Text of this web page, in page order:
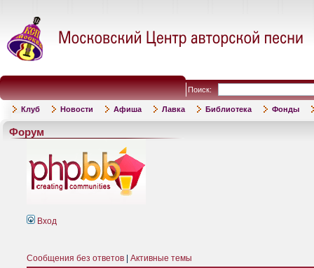
Поиск:
Клуб Новости Афиша Лавка Библиотека Фонды
Форум
Вход
Сообщения без ответов Активные темы